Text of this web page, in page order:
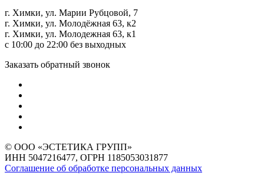
г. Химки, ул. Марии Рубцовой, 7
г. Химки, ул. Молодёжная 63, к2
г. Химки, ул. Молодежная 63, к1
с 10:00 до 22:00 без выходных
Заказать обратный звонок
© ООО «ЭСТЕТИКА ГРУПП»
ИНН 5047216477, ОГРН 1185053031877
Соглашение об обработке персональных данных